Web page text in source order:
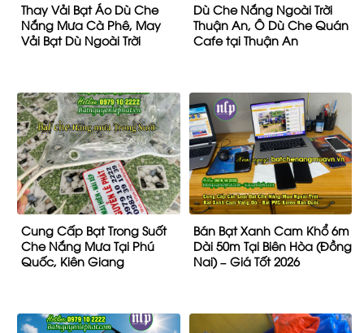
Thay Vải Bạt Áo Dù Che
Nắng Mưa Cà Phê, May
Vải Bạt Dù Ngoài Trời
Dù Che Nắng Ngoài Trời
Thuận An, Ô Dù Che Quán
Cafe tại Thuận An
Cung Cấp Bạt Trong Suốt
Che Nắng Mưa Tại Phú
Quốc, Kiên Giang
Bán Bạt Xanh Cam Khổ 6m
Dài 50m Tại Biên Hòa (Đồng
Nai) – Giá Tốt 2026